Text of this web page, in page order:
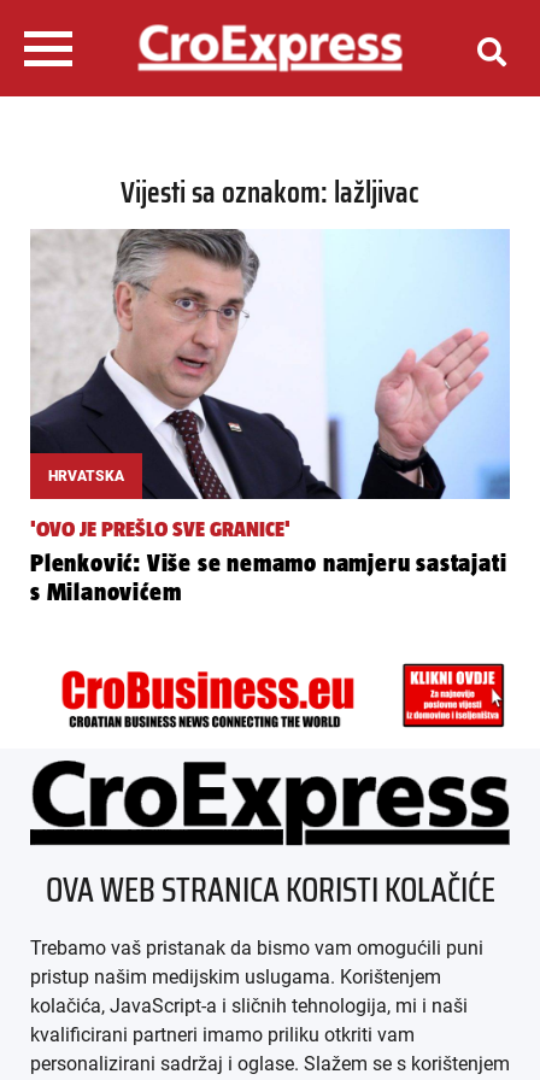
Vijesti sa oznakom: lažljivac
HRVATSKA
'OVO JE PREŠLO SVE GRANICE'
Plenković: Više se nemamo namjeru sastajati
s Milanovićem
ÜBER UNS
IMPRESSUM
AGB
DATENSCHUTZ
OVA WEB STRANICA KORISTI KOLAČIĆE
Trebamo vaš pristanak da bismo vam omogućili puni
pristup našim medijskim uslugama. Korištenjem
kolačića, JavaScript-a i sličnih tehnologija, mi i naši
kvalificirani partneri imamo priliku otkriti vam
personalizirani sadržaj i oglase. Slažem se s korištenjem